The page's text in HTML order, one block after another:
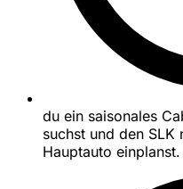
du ein saisonales
suchst und den SLK
Hauptauto einplanst.